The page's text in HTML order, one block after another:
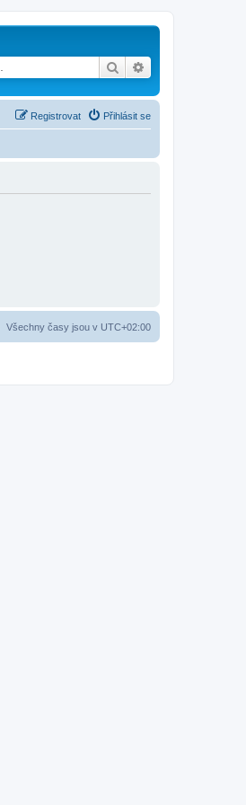
Hledat
Přihlásit se
Registrovat
Všechny časy jsou v UTC+02:00